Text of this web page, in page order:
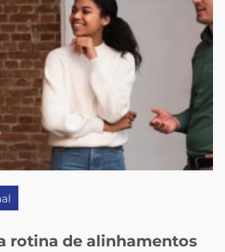
rotina de alinhamentos